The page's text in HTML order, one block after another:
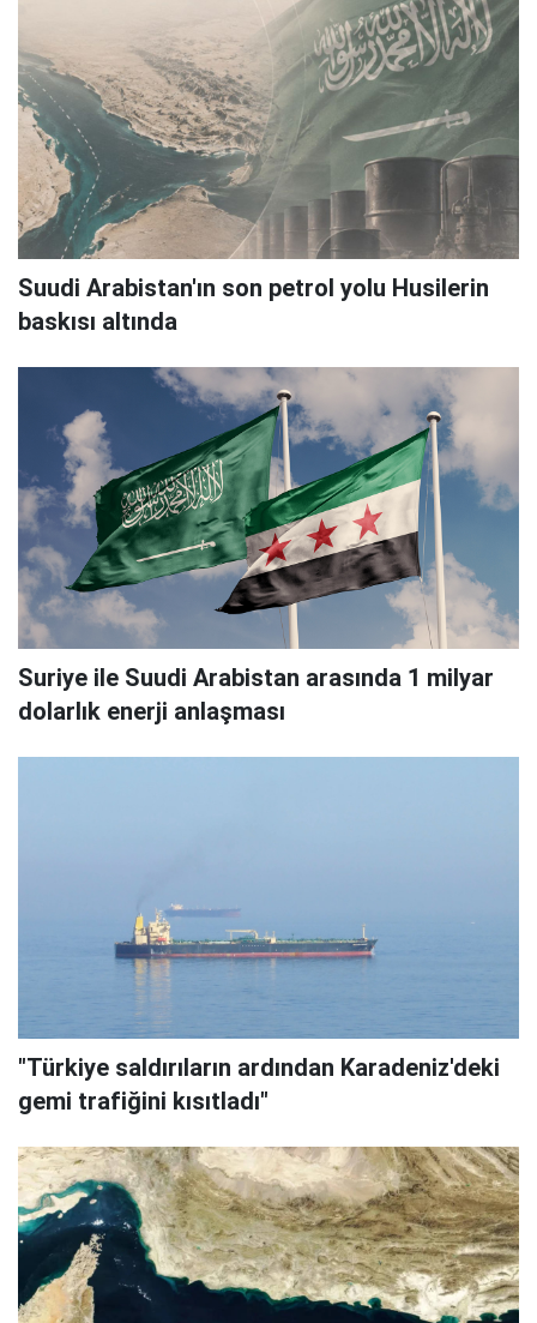
Suudi Arabistan'ın son petrol yolu Husilerin
baskısı altında
Suriye ile Suudi Arabistan arasında 1 milyar
dolarlık enerji anlaşması
"Türkiye saldırıların ardından Karadeniz'deki
gemi trafiğini kısıtladı"